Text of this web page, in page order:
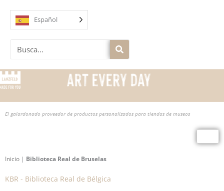
contenido
Español
Buscar
El galardonado proveedor de productos personalizados para tiendas de museos
Inicio | Biblioteca Real de Bruselas
KBR - Biblioteca Real de Bélgica